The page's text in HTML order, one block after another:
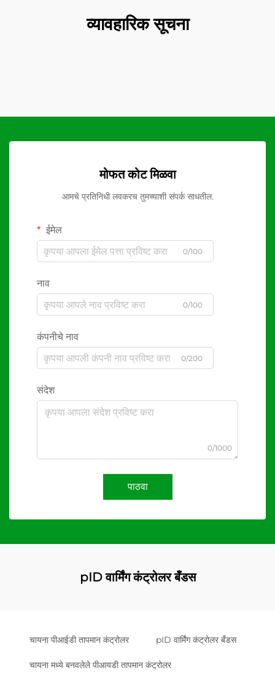
व्यावहारिक सूचना
मोफत कोट मिळवा
आमचे प्रतिनिधी लवकरच तुमच्याशी संपर्क साधतील.
ईमेल
0/100
नाव
0/100
कंपनीचे नाव
0/200
संदेश
0/1000
पाठवा
pID वार्मिंग कंट्रोलर बँडस
चायना पीआईडी तापमान कंट्रोलर pID वार्मिंग कंट्रोलर बँडस
चायना मध्ये बनवलेले पीआयडी तापमान कंट्रोलर